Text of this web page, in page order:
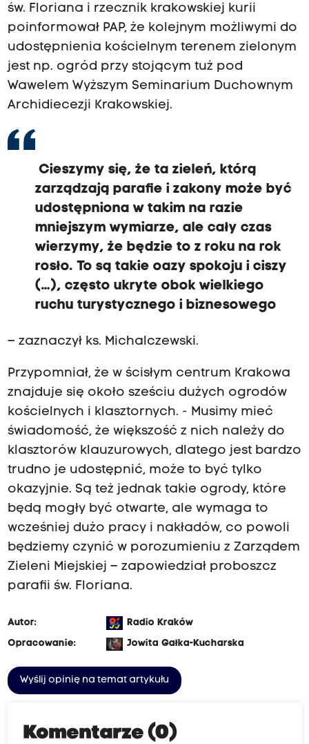
św. Floriana i rzecznik krakowskiej kurii
poinformował PAP, że kolejnym możliwymi do
udostępnienia kościelnym terenem zielonym
jest np. ogród przy stojącym tuż pod
Wawelem Wyższym Seminarium Duchownym
Archidiecezji Krakowskiej.
Cieszymy się, że ta zieleń, którą
zarządzają parafie i zakony może być
udostępniona w takim na razie
mniejszym wymiarze, ale cały czas
wierzymy, że będzie to z roku na rok
rosło. To są takie oazy spokoju i ciszy
(…), często ukryte obok wielkiego
ruchu turystycznego i biznesowego
– zaznaczył ks. Michalczewski.
Przypomniał, że w ścisłym centrum Krakowa
znajduje się około sześciu dużych ogrodów
kościelnych i klasztornych. - Musimy mieć
świadomość, że większość z nich należy do
klasztorów klauzurowych, dlatego jest bardzo
trudno je udostępnić, może to być tylko
okazyjnie. Są też jednak takie ogrody, które
będą mogły być otwarte, ale wymaga to
wcześniej dużo pracy i nakładów, co powoli
będziemy czynić w porozumieniu z Zarządem
Zieleni Miejskiej – zapowiedział proboszcz
parafii św. Floriana.
Autor:
Radio Kraków
Opracowanie:
Jowita Gałka-Kucharska
Wyślij opinię na temat artykułu
Komentarze (0)